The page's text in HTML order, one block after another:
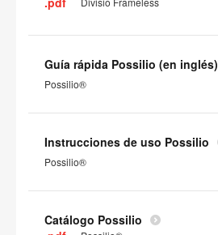
Guía rápida Possilio (en inglés)
Possilio®
Instrucciones de uso Possilio
Possilio®
Catálogo Possilio